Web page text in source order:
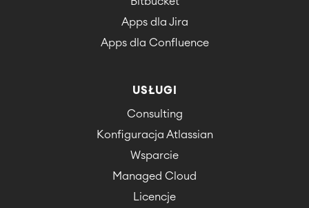
Apps dla Jira
Apps dla Confluence
USŁUGI
Consulting
Konfiguracja Atlassian
Wsparcie
Managed Cloud
Licencje